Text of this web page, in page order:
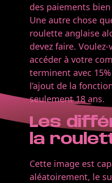
des paiements
Une autre chose
roulette anglaise
devez faire.
accéder à votre
terminent avec
l’ajout de la
seulement 18 ans.
Les
la
Cette image est
aléatoirement, le